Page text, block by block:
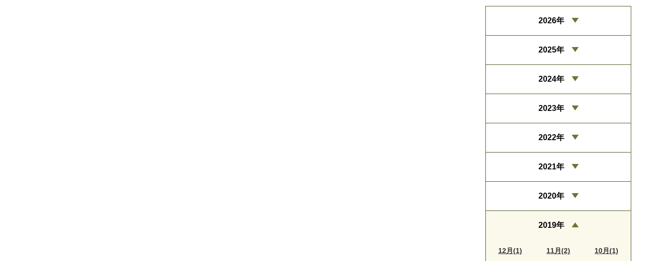
2026年
2025年
2024年
2023年
2022年
2021年
2020年
2019年
12月(1) 11月(2) 10月(1)